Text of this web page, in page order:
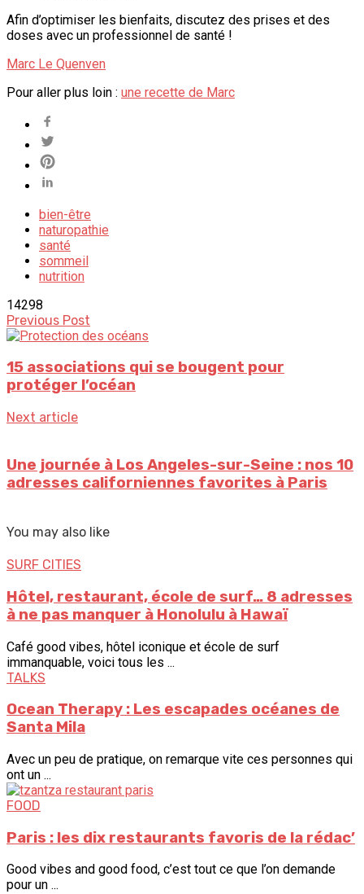
Afin d’optimiser les bienfaits, discutez des prises et des
doses avec un professionnel de santé !
Marc Le Quenven
Pour aller plus loin : une recette de Marc
bien-être
naturopathie
santé
sommeil
nutrition
14298
Previous Post
15 associations qui se bougent pour
protéger l’océan
Next article
Une journée à Los Angeles-sur-Seine : nos 10
adresses californiennes favorites à Paris
You may also like
SURF CITIES
Hôtel, restaurant, école de surf… 8 adresses
à ne pas manquer à Honolulu à Hawaï
Café good vibes, hôtel iconique et école de surf
immanquable, voici tous les ...
TALKS
Ocean Therapy : Les escapades océanes de
Santa Mila
Avec un peu de pratique, on remarque vite ces personnes qui
ont un ...
FOOD
Paris : les dix restaurants favoris de la rédac’
Good vibes and good food, c’est tout ce que l’on demande
pour un ...